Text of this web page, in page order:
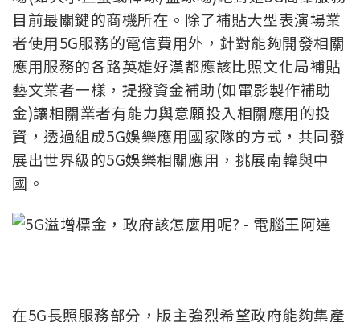
目前最關鍵的商機所在。除了補貼大型表演場業
者使用5G服務的電信費用外，針對能夠開發相關
應用服務的各路英雄好漢都應該比照文化局補貼
藝文業者一樣，提撥資金補助(如電影製作補助
金)讓相關業者有能力與意願投入相關應用的投
資，透過組成5G娛樂應用國家隊的方式，共同發
展出世界級的5G娛樂相關應用，挑展南韓與中
國。
在5G長照服務部分，版主強烈希望政府能夠集產